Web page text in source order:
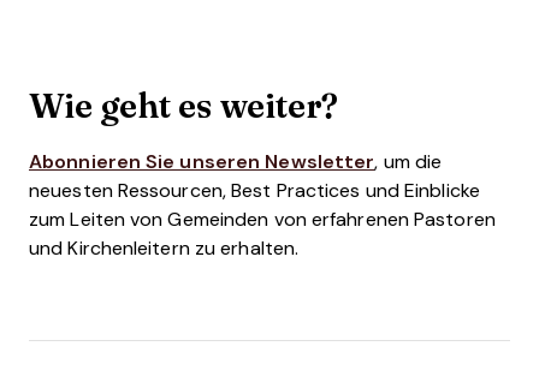
Wie geht es weiter?
Abonnieren Sie unseren Newsletter, um die
neuesten Ressourcen, Best Practices und Einblicke
zum Leiten von Gemeinden von erfahrenen Pastoren
und Kirchenleitern zu erhalten.